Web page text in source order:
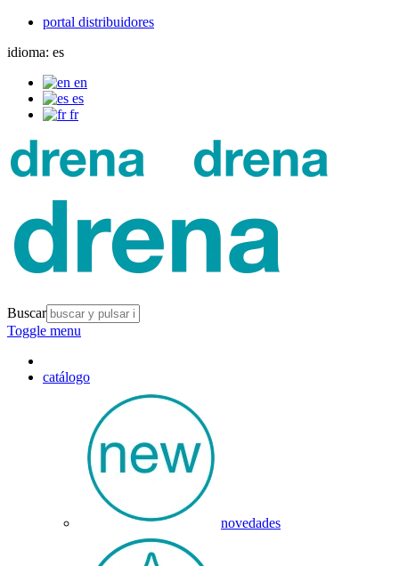
portal distribuidores
idioma: es
en
es
fr
Buscar
Toggle menu
catálogo
novedades